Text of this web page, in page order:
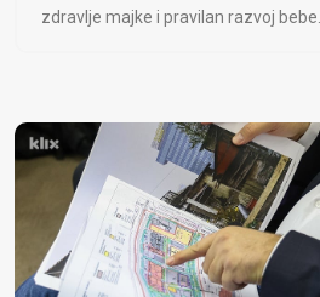
zdravlje majke i pravilan razvoj bebe...